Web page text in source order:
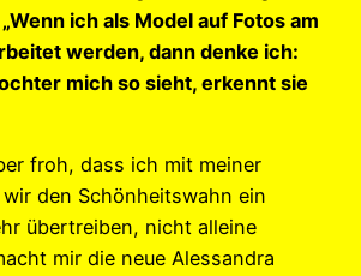
„Wenn ich als Model auf Fotos am
werden, dann denke ich:
mich so sieht, erkennt sie
froh, dass ich mit meiner
den Schönheitswahn ein
übertreiben, nicht alleine
mir die neue Alessandra